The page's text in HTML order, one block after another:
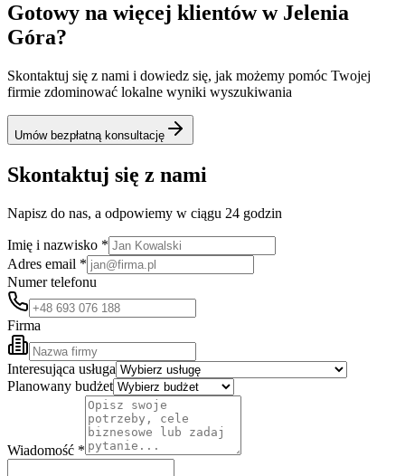
Gotowy na więcej klientów w Jelenia
Góra?
Skontaktuj się z nami i dowiedz się, jak możemy pomóc Twojej
firmie zdominować lokalne wyniki wyszukiwania
Umów bezpłatną konsultację
Skontaktuj się z nami
Napisz do nas, a odpowiemy w ciągu 24 godzin
Imię i nazwisko *
Adres email *
Numer telefonu
Firma
Interesująca usługa
Planowany budżet
Wiadomość *